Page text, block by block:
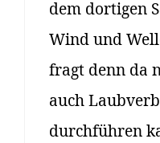
dem dortigen
Wind und
fragt denn da
auch
durchführen